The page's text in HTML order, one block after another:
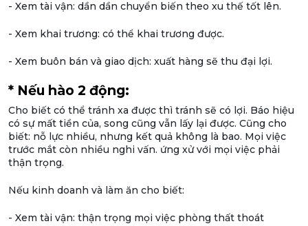
- Xem tài vận: dần dần chuyển biến theo xu thế tốt lên.
- Xem khai trương: có thể khai trương được.
- Xem buôn bán và giao dịch: xuất hàng sẽ thu đại lợi.
* Nếu hào 2 động:
Cho biết có thể tránh xa được thì tránh sẽ có lợi. Báo hiệu
có sự mất tiền của, song cũng vẫn lấy lại được. Cũng cho
biết: nỗ lực nhiều, nhưng kết quả không là bao. Mọi việc
trước mắt còn nhiều nghi vấn. ứng xử với mọi việc phải
thận trọng.
Nếu kinh doanh và làm ăn cho biết:
- Xem tài vận: thận trọng mọi việc phòng thất thoát